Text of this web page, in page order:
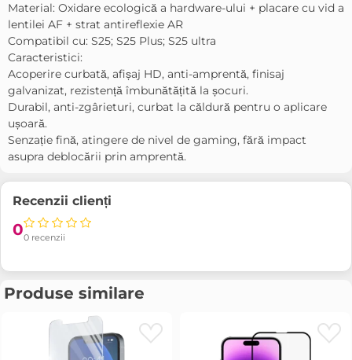
Material: Oxidare ecologică a hardware-ului + placare cu vid a
lentilei AF + strat antireflexie AR
Compatibil cu: S25; S25 Plus; S25 ultra
Caracteristici:
Acoperire curbată, afișaj HD, anti-amprentă, finisaj
galvanizat, rezistență îmbunătățită la șocuri.
Durabil, anti-zgârieturi, curbat la căldură pentru o aplicare
ușoară.
Senzație fină, atingere de nivel de gaming, fără impact
asupra deblocării prin amprentă.
Recenzii clienți
00 recenzii
Produse similare